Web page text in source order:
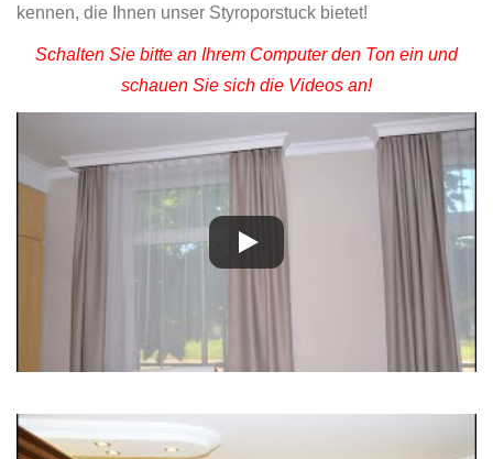
kennen, die Ihnen unser Styroporstuck bietet!
Schalten Sie bitte an Ihrem Computer den Ton ein und
schauen Sie sich die Videos an!